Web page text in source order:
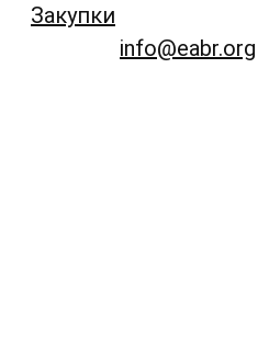
Закупки
info@eabr.org